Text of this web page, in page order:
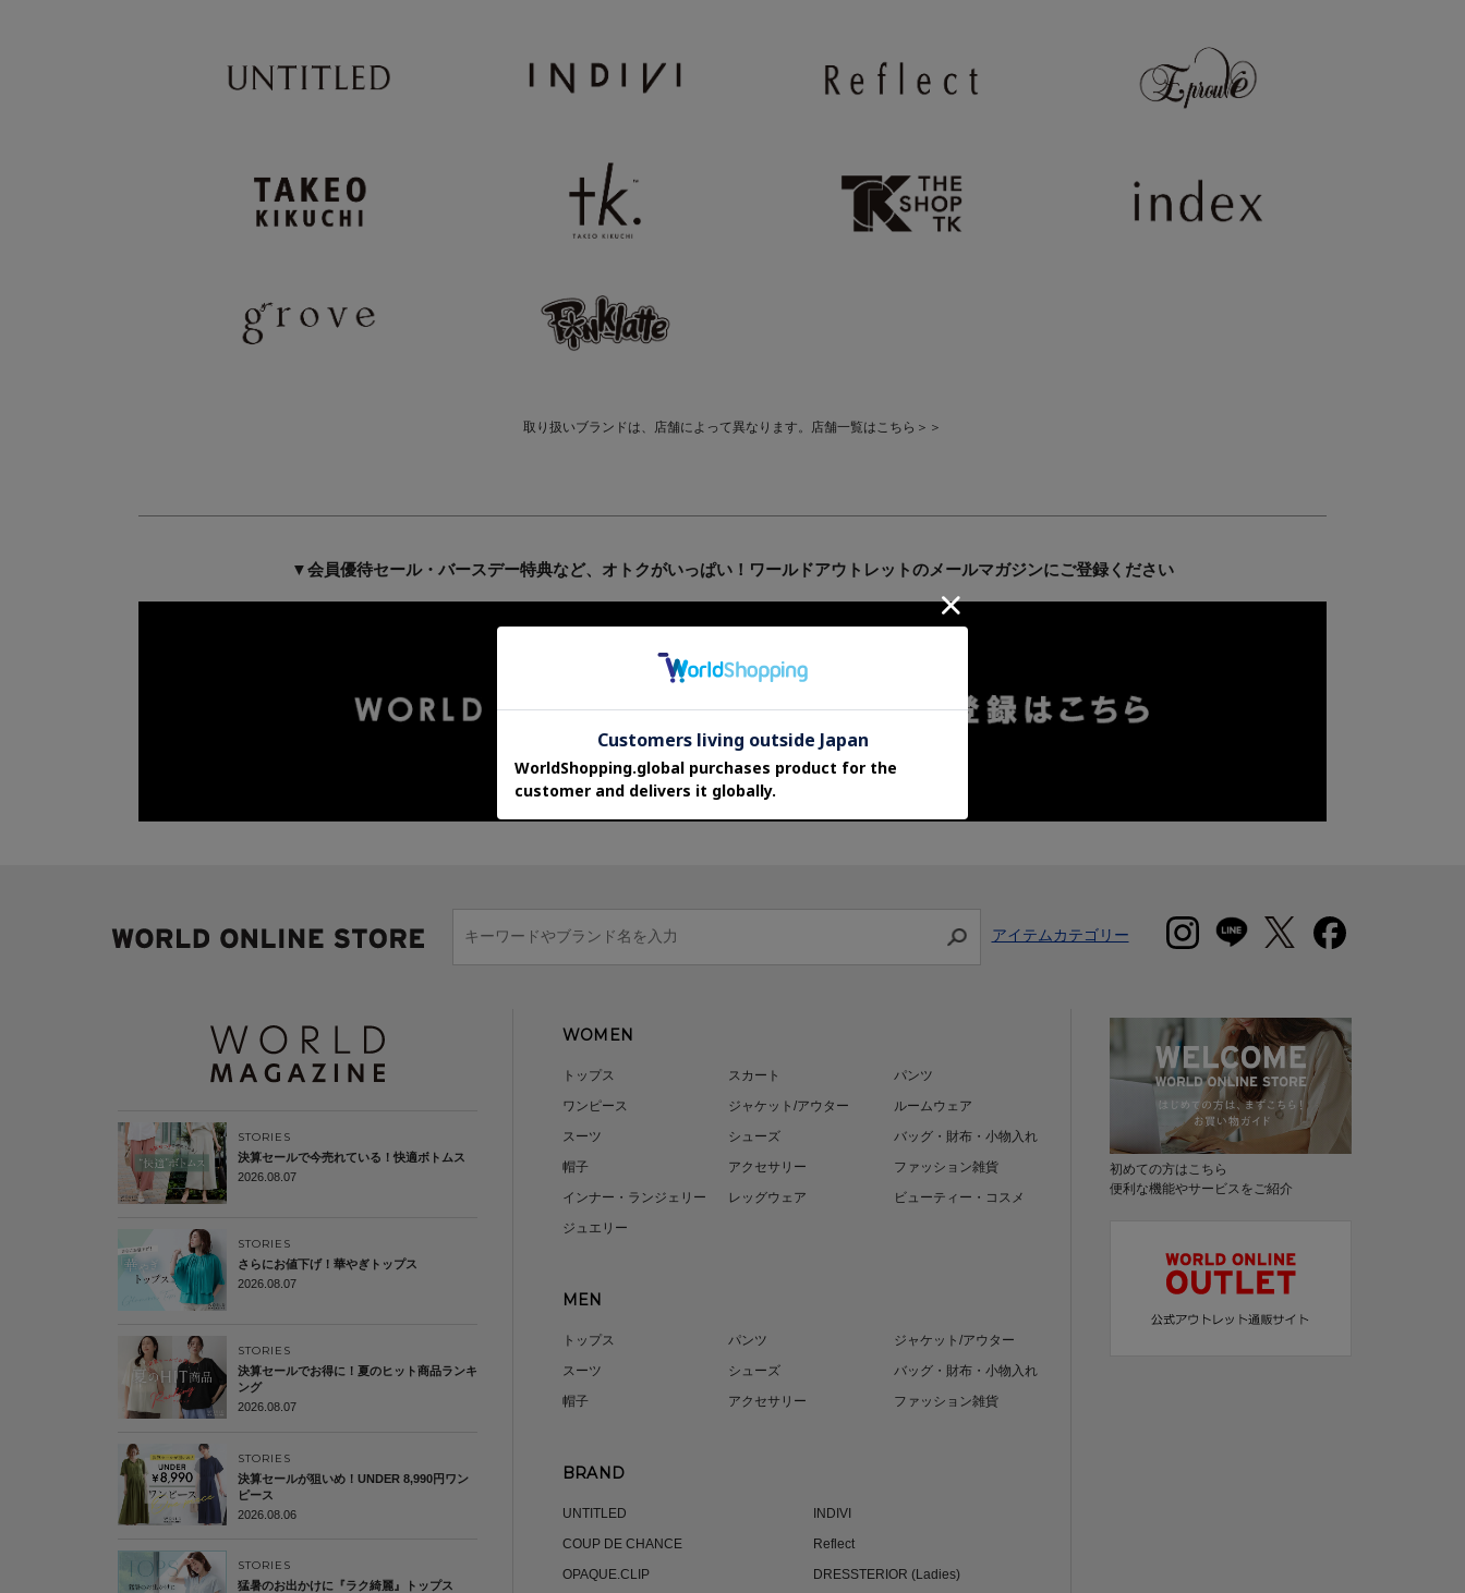
取り扱いブランドは、店舗によって異なります。店舗一覧はこちら＞＞
▼会員優待セール・バースデー特典など、オトクがいっぱい！ワールドアウトレットのメールマガジンにご登録ください
アイテムカテゴリー
STORIES
決算セールで今売れている！快適ボトムス
2026.08.07
STORIES
さらにお値下げ！華やぎトップス
2026.08.07
STORIES
決算セールでお得に！夏のヒット商品ランキ
ング
2026.08.07
STORIES
決算セールが狙いめ！UNDER 8,990円ワン
ピース
2026.08.06
STORIES
猛暑のお出かけに『ラク綺麗』トップス
WOMEN
トップス スカート
パンツ
ワンピース
ジャケット/アウター
ルームウェア
スーツ
シューズ
バッグ・財布・小物入れ
帽子
アクセサリー
ファッション雑貨
インナー・ランジェリー
レッグウェア
ビューティー・コスメ
ジュエリー
MEN
トップス パンツ
ジャケット/アウター
スーツ
シューズ
バッグ・財布・小物入れ
帽子
アクセサリー ファッション雑貨
BRAND
UNTITLED
INDIVI
COUP DE CHANCE
Reflect
OPAQUE.CLIP
DRESSTERIOR (Ladies)
初めての方はこちら
便利な機能やサービスをご紹介